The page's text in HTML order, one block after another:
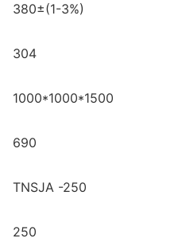
380±(1-3%)
304
1000*1000*1500
690
TNSJA -250
250